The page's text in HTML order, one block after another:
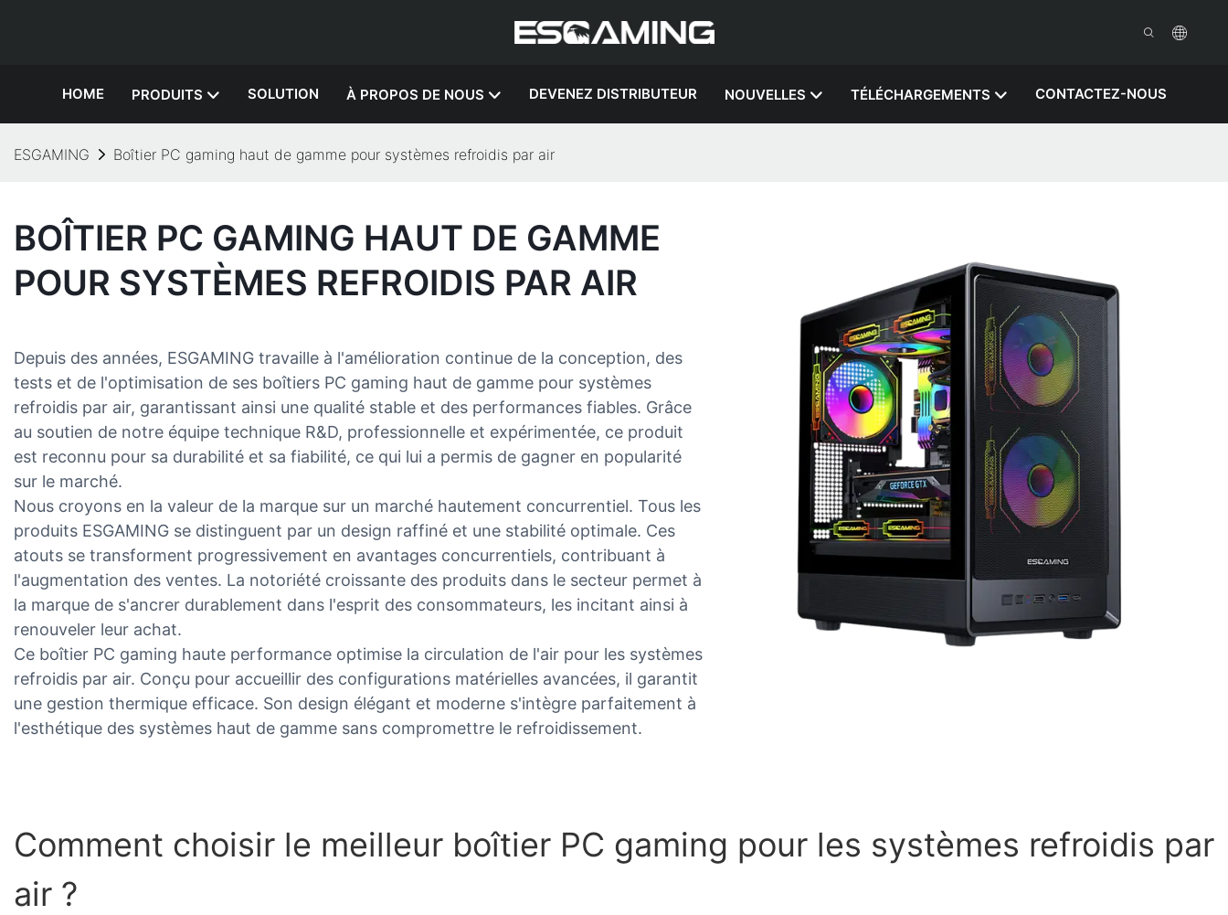
HOME PRODUITS SOLUTION À PROPOS DE NOUS DEVENEZ DISTRIBUTEUR NOUVELLES TÉLÉCHARGEMENTS CONTACTEZ-NOUS
ESGAMING Boîtier PC gaming haut de gamme pour systèmes refroidis par air
BOÎTIER PC GAMING HAUT DE GAMME
POUR SYSTÈMES REFROIDIS PAR AIR
Depuis des années, ESGAMING travaille à l'amélioration continue de la conception, des
tests et de l'optimisation de ses boîtiers PC gaming haut de gamme pour systèmes
refroidis par air, garantissant ainsi une qualité stable et des performances fiables. Grâce
au soutien de notre équipe technique R&D, professionnelle et expérimentée, ce produit
est reconnu pour sa durabilité et sa fiabilité, ce qui lui a permis de gagner en popularité
sur le marché.
Nous croyons en la valeur de la marque sur un marché hautement concurrentiel. Tous les
produits ESGAMING se distinguent par un design raffiné et une stabilité optimale. Ces
atouts se transforment progressivement en avantages concurrentiels, contribuant à
l'augmentation des ventes. La notoriété croissante des produits dans le secteur permet à
la marque de s'ancrer durablement dans l'esprit des consommateurs, les incitant ainsi à
renouveler leur achat.
Ce boîtier PC gaming haute performance optimise la circulation de l'air pour les systèmes
refroidis par air. Conçu pour accueillir des configurations matérielles avancées, il garantit
une gestion thermique efficace. Son design élégant et moderne s'intègre parfaitement à
l'esthétique des systèmes haut de gamme sans compromettre le refroidissement.
Comment choisir le meilleur boîtier PC gaming pour les systèmes refroidis par
air ?